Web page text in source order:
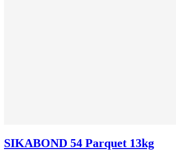
SIKABOND 54 Parquet 13kg